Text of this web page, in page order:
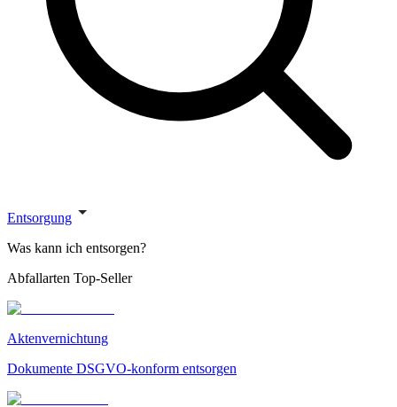
Entsorgung
Was kann ich entsorgen?
Abfallarten Top-Seller
Aktenvernichtung
Dokumente DSGVO-konform entsorgen